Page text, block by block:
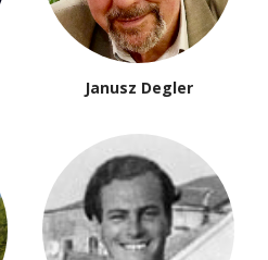
Janusz Degler